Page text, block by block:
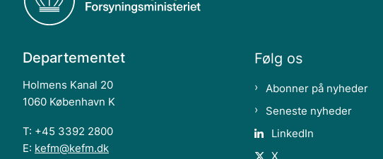
Departementet
Holmens Kanal 20
1060 København K
T: +45 3392 2800
E: kefm@kefm.dk
Følg os
Abonner på nyheder
Seneste nyheder
LinkedIn
X